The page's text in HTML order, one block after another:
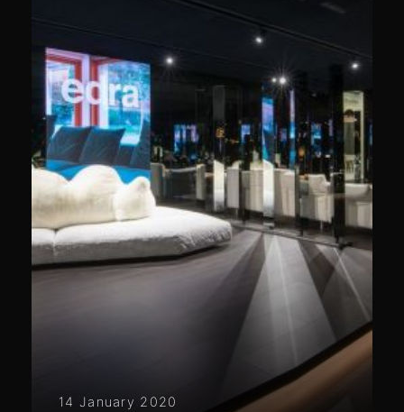
14 January 2020